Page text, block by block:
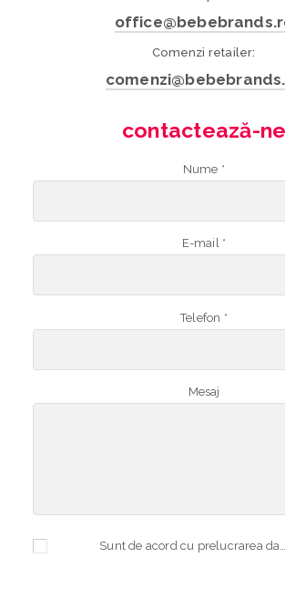
Comenzi retailer:
contactează-ne
Nume *
E-mail *
Telefon *
Mesaj